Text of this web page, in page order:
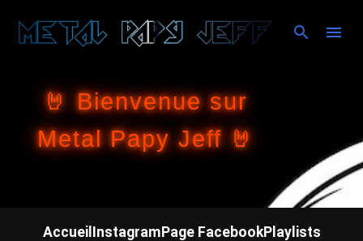
Accéder au contenu principal
🤘 Bienvenue sur
Metal Papy Jeff 🤘
Accueil InstagramPage FacebookPlaylists